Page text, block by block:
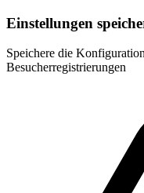
Einstellungen
Speichere die
Besucherregistrierungen